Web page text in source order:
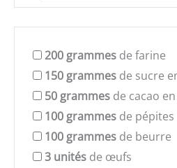
200 grammes de farine
150 grammes de sucre
50 grammes de cacao
100 grammes de
100 grammes de beurre
3 unités de œufs